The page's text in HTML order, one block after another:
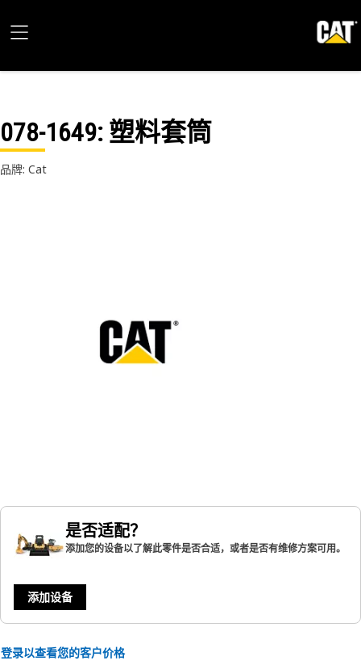
078-1649: 塑料套筒
品牌: Cat
是否适配？
添加您的设备以了解此零件是否合适，或者是否有维修方案可用。
添加设备
登录以查看您的客户价格